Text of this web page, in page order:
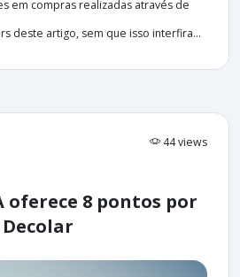
em compras realizadas através de
deste artigo, sem que isso interfira...
44 views
oferece 8 pontos por